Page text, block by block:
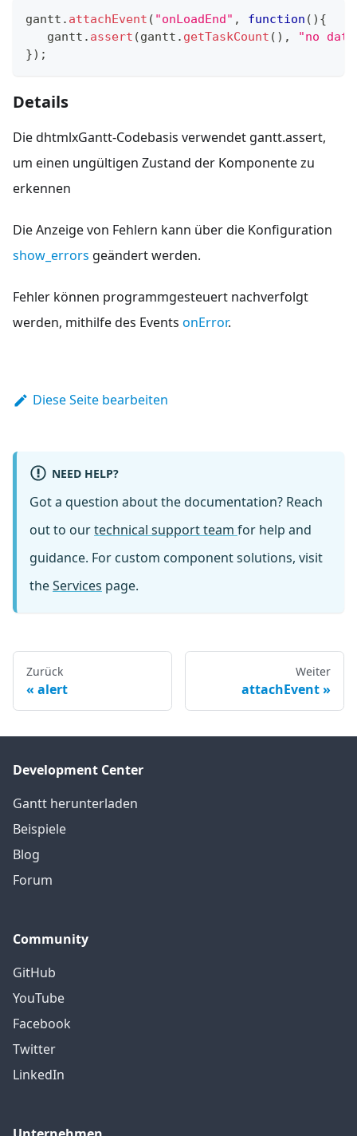
gantt . attachEvent ( "onLoadEnd" , function ( ) {
   gantt
. assert (gantt . getTaskCount ( ) ,
"no
}) ;
Details
Die dhtmlxGantt-Codebasis verwendet gantt.assert,
um einen ungültigen Zustand der Komponente zu
erkennen
Die Anzeige von Fehlern kann über die Konfiguration
show_errors geändert werden.
Fehler können programmgesteuert nachverfolgt
werden, mithilfe des Events onError.
Diese Seite bearbeiten
NEED HELP?
Got a question about the documentation? Reach
out to ourtechnical support team for help and
guidance. For custom component solutions, visit
theServices page.
Zurück
alert
Weiter
attachEvent
Development Center
Gantt herunterladen
Beispiele
Blog
Forum
Community
GitHub
YouTube
Facebook
Twitter
LinkedIn